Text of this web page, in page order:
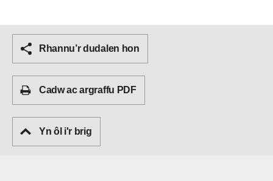
Rhannu’r dudalen hon
Cadw ac argraffu PDF
Yn ôl i'r brig